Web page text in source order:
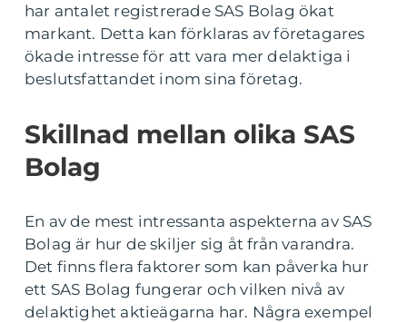
har antalet registrerade SAS Bolag ökat
markant. Detta kan förklaras av företagares
ökade intresse för att vara mer delaktiga i
beslutsfattandet inom sina företag.
Skillnad mellan olika SAS
Bolag
En av de mest intressanta aspekterna av SAS
Bolag är hur de skiljer sig åt från varandra.
Det finns flera faktorer som kan påverka hur
ett SAS Bolag fungerar och vilken nivå av
delaktighet aktieägarna har. Några exempel